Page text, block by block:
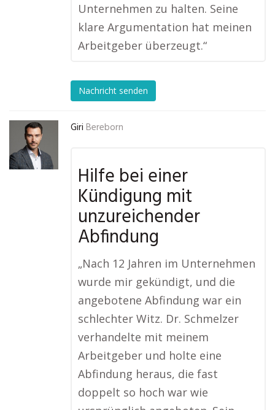
Unternehmen zu halten. Seine
klare Argumentation hat meinen
Arbeitgeber überzeugt.“
Nachricht senden
Giri Bereborn
Hilfe bei einer
Kündigung mit
unzureichender
Abfindung
„Nach 12 Jahren im Unternehmen
wurde mir gekündigt, und die
angebotene Abfindung war ein
schlechter Witz. Dr. Schmelzer
verhandelte mit meinem
Arbeitgeber und holte eine
Abfindung heraus, die fast
doppelt so hoch war wie